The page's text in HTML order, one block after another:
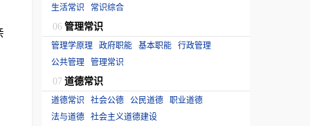
生活常识
常识综合
06 管理常识
管理学原理 政府职能 基本职能 行政管理
公共管理 管理常识
07 道德常识
道德常识 社会公德 公民道德 职业道德
法与道德 社会主义道德建设